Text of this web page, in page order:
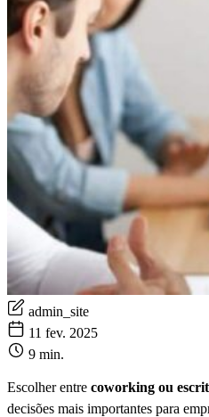
admin_site
11 fev. 2025
9 min.
Escolher entre coworking ou
decisões mais importantes para